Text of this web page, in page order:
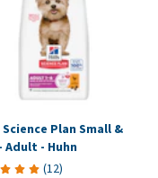
Plan Small &
Adult - Huhn
(12)